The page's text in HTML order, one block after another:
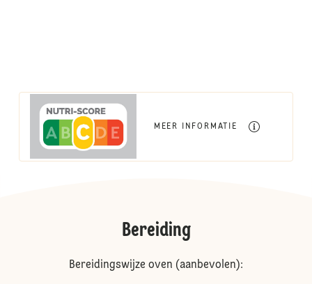
MEER INFORMATIE
Bereiding
Bereidingswijze oven (aanbevolen):